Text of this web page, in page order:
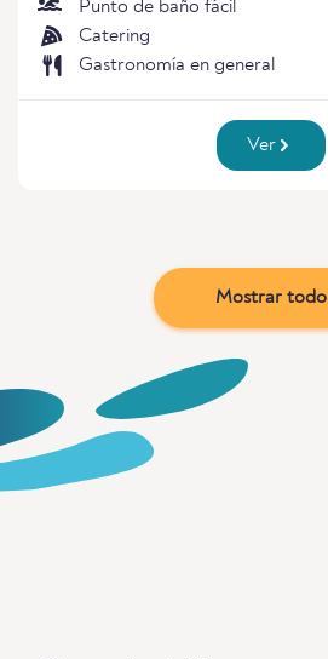
Punto de baño fácil
Catering
Gastronomía en general
Ver
Mostrar todo